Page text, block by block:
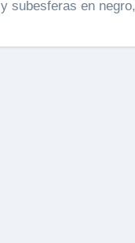
y subesferas en